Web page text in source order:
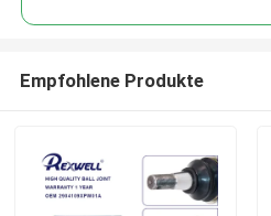
Empfohlene Produkte